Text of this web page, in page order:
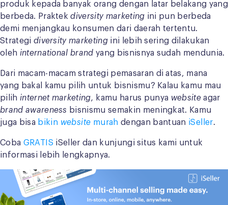
produk kepada banyak orang dengan latar belakang yang
berbeda. Praktekdiversity marketing ini pun berbeda
demi menjangkau konsumen dari daerah tertentu.
Strategi diversity marketing ini lebih sering dilakukan
oleh international brandyang bisnisnya sudah mendunia.
Dari macam-macam strategi pemasaran di atas, mana
yang bakal kamu pilih untuk bisnismu? Kalau kamu mau
pilih internet marketing, kamu harus punya websiteagar
brand awareness bisnismu semakin meningkat. Kamu
juga bisa bikin website murah dengan bantuan iSeller.
Coba GRATIS iSeller dan kunjungi situs kami untuk
informasi lebih lengkapnya.